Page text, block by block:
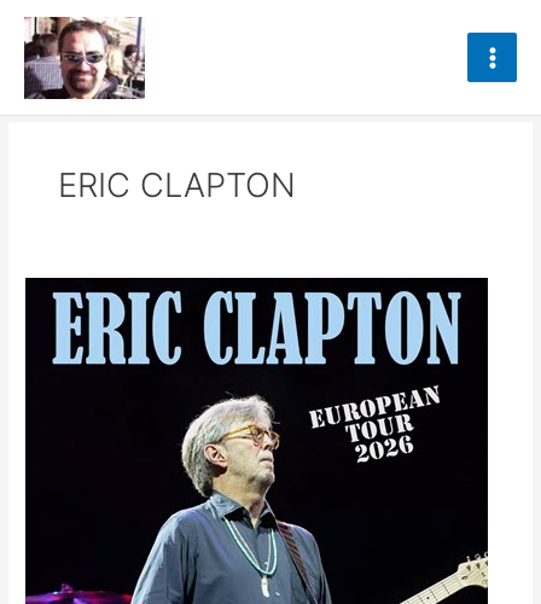
contenido
ERIC CLAPTON
ERIC
CLAPTON
10/05/2026